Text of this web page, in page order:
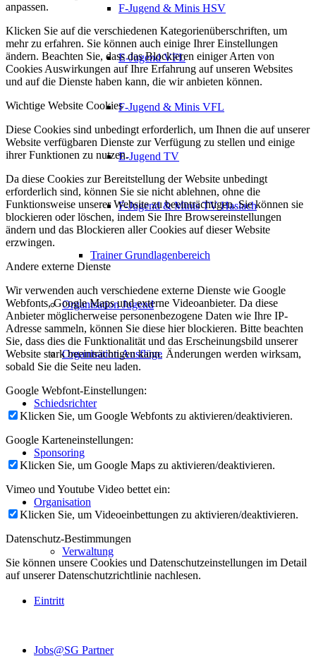
F-Jugend & Minis HSV
E-Jugend VFL
F-Jugend & Minis VFL
E-Jugend TV
F-Jugend & Minis TV Haslach
Trainer Grundlagenbereich
Organisation Jugend
Organisation Ausflüge
Schiedsrichter
Sponsoring
Organisation
Verwaltung
Eintritt
Jobs@SG Partner
anpassen.
Klicken Sie auf die verschiedenen Kategorienüberschriften, um
mehr zu erfahren. Sie können auch einige Ihrer Einstellungen
ändern. Beachten Sie, dass das Blockieren einiger Arten von
Cookies Auswirkungen auf Ihre Erfahrung auf unseren Websites
und auf die Dienste haben kann, die wir anbieten können.
Wichtige Website Cookies
Diese Cookies sind unbedingt erforderlich, um Ihnen die auf unserer
Website verfügbaren Dienste zur Verfügung zu stellen und einige
ihrer Funktionen zu nutzen.
Da diese Cookies zur Bereitstellung der Website unbedingt
erforderlich sind, können Sie sie nicht ablehnen, ohne die
Funktionsweise unserer Website zu beeinträchtigen. Sie können sie
blockieren oder löschen, indem Sie Ihre Browsereinstellungen
ändern und das Blockieren aller Cookies auf dieser Website
erzwingen.
Andere externe Dienste
Wir verwenden auch verschiedene externe Dienste wie Google
Webfonts, Google Maps und externe Videoanbieter. Da diese
Anbieter möglicherweise personenbezogene Daten wie Ihre IP-
Adresse sammeln, können Sie diese hier blockieren. Bitte beachten
Sie, dass dies die Funktionalität und das Erscheinungsbild unserer
Website stark beeinträchtigen kann. Änderungen werden wirksam,
sobald Sie die Seite neu laden.
Google Webfont-Einstellungen:
Klicken Sie, um Google Webfonts zu aktivieren/deaktivieren.
Google Karteneinstellungen:
Klicken Sie, um Google Maps zu aktivieren/deaktivieren.
Vimeo und Youtube Video bettet ein:
Klicken Sie, um Videoeinbettungen zu aktivieren/deaktivieren.
Datenschutz-Bestimmungen
Sie können unsere Cookies und Datenschutzeinstellungen im Detail
auf unserer Datenschutzrichtlinie nachlesen.